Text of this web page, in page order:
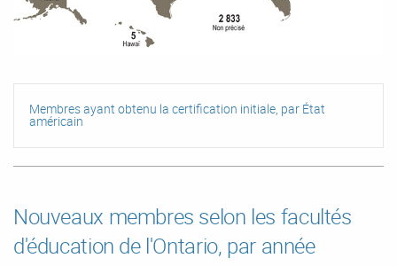
Membres ayant obtenu la certification initiale, par État
américain
Nouveaux membres selon les facultés
d'éducation de l'Ontario, par année